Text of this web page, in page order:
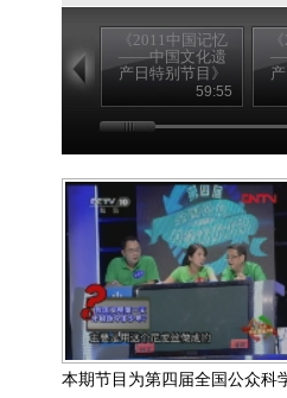
《2011中国记忆
——中国文化遗
产日特别节目》
20110611 （一）
59:55
本期节目为第四届全国公众科